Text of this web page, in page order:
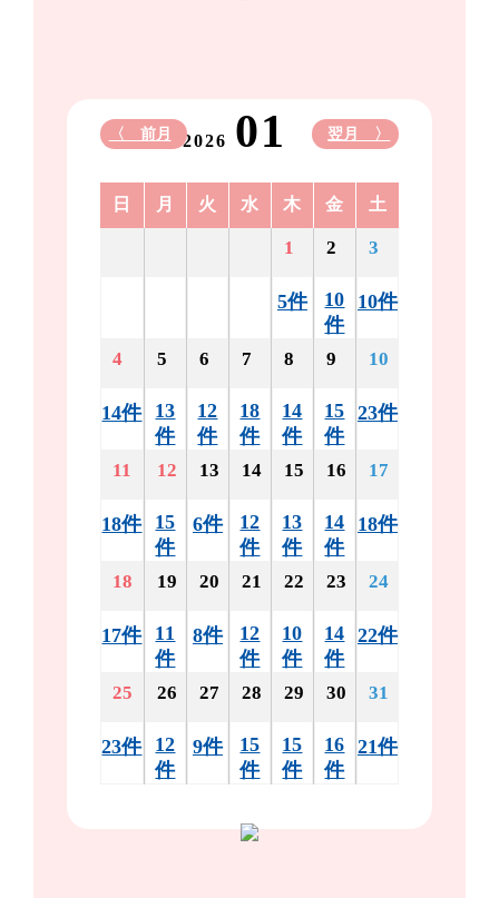
2026 01
〈 前月 翌月 〉
日 月 火 水 木 金 土
1
5件
2
10
件
3
10件
4
14件
5
13
件
6
12
件
7
18
件
8
14
件
9
15
件
10
23件
11
18件
12
15
件
13
6件
14
12
件
15
13
件
16
14
件
17
18件
18
17件
19
11
件
20
8件
21
12
件
22
10
件
23
14
件
24
22件
25
23件
26
12
件
27
9件
28
15
件
29
15
件
30
16
件
31
21件